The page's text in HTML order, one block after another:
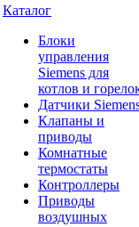
Каталог
Блоки
управления
Siemens для
котлов и
Датчики
Клапаны и
приводы
Комнатные
термостаты
Контроллеры
Приводы
воздушных